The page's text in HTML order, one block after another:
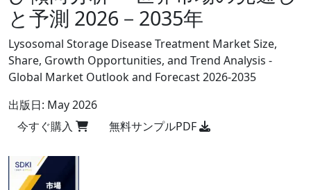
と予測 2026－2035年
Lysosomal Storage Disease Treatment Market Size,
Share, Growth Opportunities, and Trend Analysis -
Global Market Outlook and Forecast 2026-2035
出版日: May 2026
今すぐ購入
無料サンプルPDF